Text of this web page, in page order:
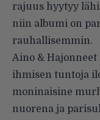
rajuus hyytyy
niin albumi on
rauhallisemmin.
Aino &
ihmisen tuntoja
moninaisine
nuorena ja